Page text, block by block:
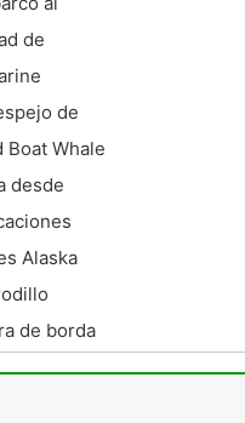
de
MerCruiser
de
Boat Whale
desde
Alaska
de borda